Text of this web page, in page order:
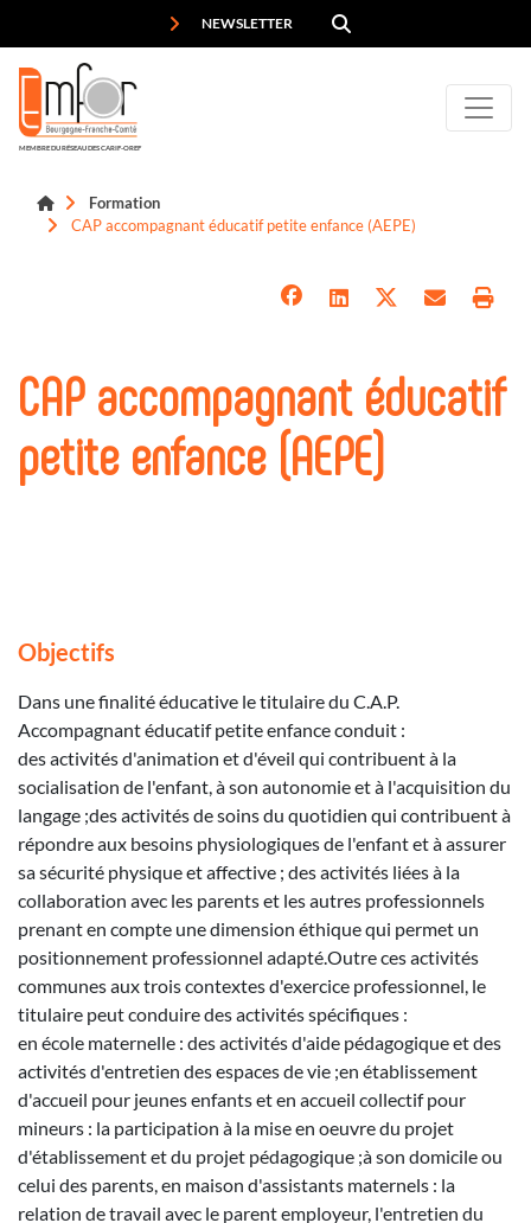
NEWSLETTER
MEMBRE DU RÉSEAU DES CARIF-OREF
Formation
CAP accompagnant éducatif petite enfance (AEPE)
CAP accompagnant éducatif
petite enfance (AEPE)
Objectifs
Dans une finalité éducative le titulaire du C.A.P.
Accompagnant éducatif petite enfance conduit :
des activités d'animation et d'éveil qui contribuent à la
socialisation de l'enfant, à son autonomie et à l'acquisition du
langage ;des activités de soins du quotidien qui contribuent à
répondre aux besoins physiologiques de l'enfant et à assurer
sa sécurité physique et affective ; des activités liées à la
collaboration avec les parents et les autres professionnels
prenant en compte une dimension éthique qui permet un
positionnement professionnel adapté.Outre ces activités
communes aux trois contextes d'exercice professionnel, le
titulaire peut conduire des activités spécifiques :
en école maternelle : des activités d'aide pédagogique et des
activités d'entretien des espaces de vie ;en établissement
d'accueil pour jeunes enfants et en accueil collectif pour
mineurs : la participation à la mise en oeuvre du projet
d'établissement et du projet pédagogique ;à son domicile ou
celui des parents, en maison d'assistants maternels : la
relation de travail avec le parent employeur, l'entretien du
Panneau de gestion des cookies